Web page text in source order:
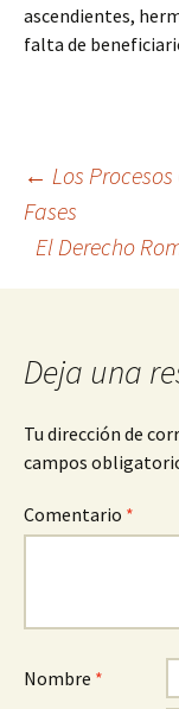
ascendientes,
falta de
de
← Los
Fases
El Derecho
Deja una
Tu dirección de
campos
Comentario *
Nombre *